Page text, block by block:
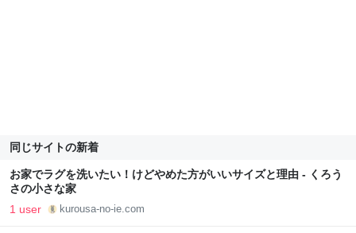
同じサイトの新着
お家でラグを洗いたい！けどやめた方がいいサイズと理由 - くろう
さの小さな家
1 user kurousa-no-ie.com